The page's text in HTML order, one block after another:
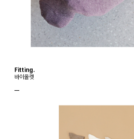
Fitting.
바이올렛
ㅡ